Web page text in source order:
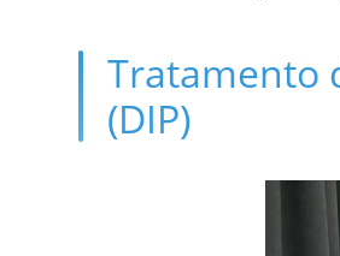
Tratamento
(DIP)